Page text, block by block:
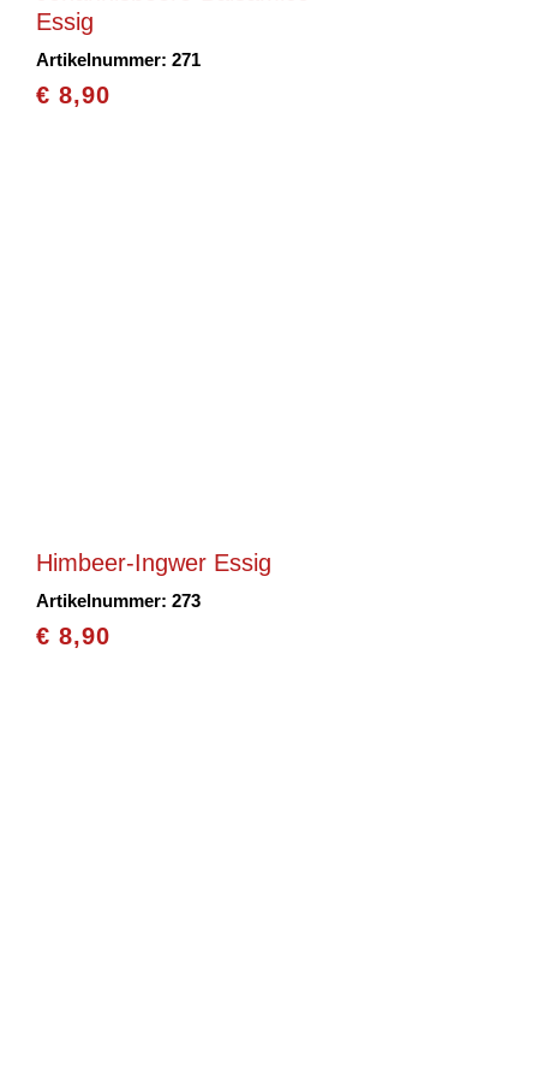
Essig
Artikelnummer: 271
€ 8,90
Himbeer-Ingwer Essig
Artikelnummer: 273
€ 8,90